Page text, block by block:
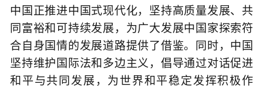
中国正推进中国式现代化，坚持高质量发展、共
同富裕和可持续发展，为广大发展中国家探索符
合自身国情的发展道路提供了借鉴。同时，中国
坚持维护国际法和多边主义，倡导通过对话促进
和平与共同发展，为世界和平稳定发挥积极作